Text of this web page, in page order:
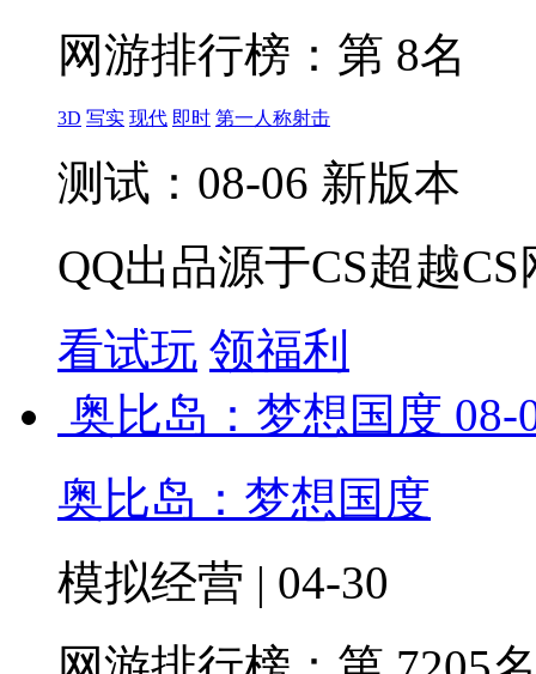
网游排行榜： 第 8名
3D 写实 现代 即时 第一人称射击
测试：08-06 新版本
QQ出品源于CS超越CS
看试玩 领福利
奥比岛：梦想国度 08-
奥比岛：梦想国度
模拟经营 | 04-30